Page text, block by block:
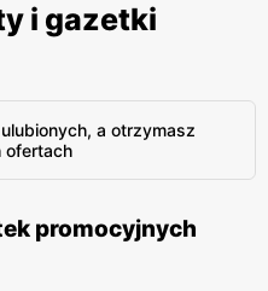
i gazetki
a otrzymasz
ofertach
promocyjnych